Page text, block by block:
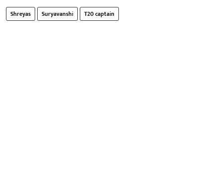
Shreyas Suryavanshi T20 captain